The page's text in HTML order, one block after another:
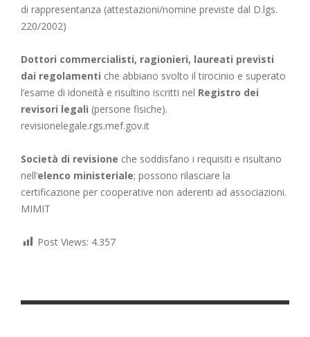
di rappresentanza (attestazioni/nomine previste dal D.lgs.
220/2002)
Dottori commercialisti, ragionieri, laureati previsti
dai regolamenti che abbiano svolto il tirocinio e superato
l’esame di idoneità e risultino iscritti nel Registro dei
revisori legali (persone fisiche).
revisionelegale.rgs.mef.gov.it
Società di revisione che soddisfano i requisiti e risultano
nell’elenco ministeriale; possono rilasciare la
certificazione per cooperative non aderenti ad associazioni.
MIMIT
Post Views: 4.357